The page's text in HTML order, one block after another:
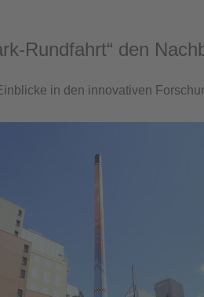
Rundfahrt“ den
in den innovativen